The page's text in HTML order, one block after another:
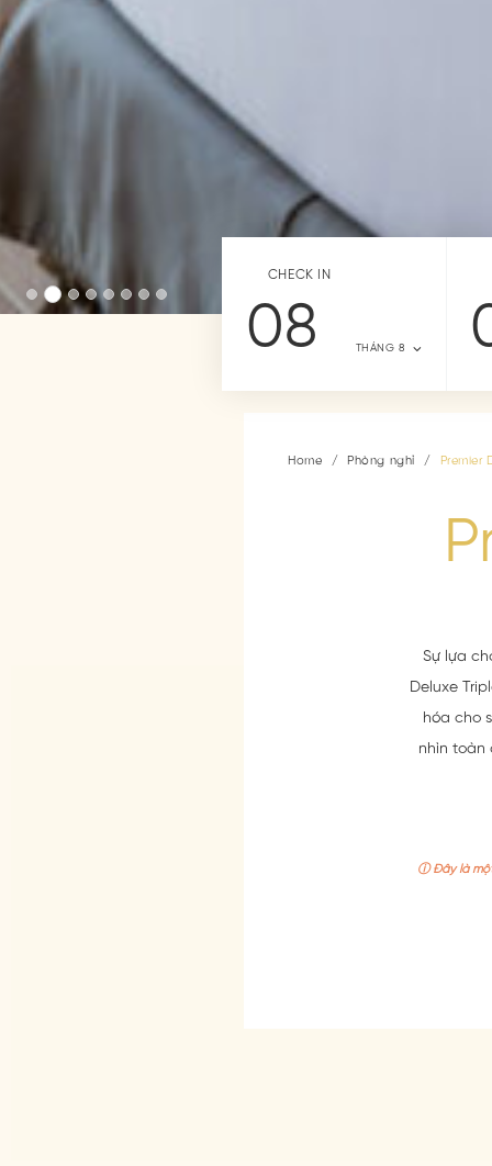
CHECK IN
08 THÁNG 8
Home Phòng nghỉ Premier
Sự lựa
Deluxe
hóa cho
nhìn toàn
ⓘ Đây là